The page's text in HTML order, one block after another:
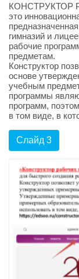
КОНСТРУКТОР
это
гимназий и
рабочие
предметам.
Конструктор
основе
учебным
программы
программ,
в том виде, в
Слайд 3